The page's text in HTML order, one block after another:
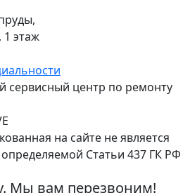
1 этаж
сервисный центр по ремонту
на сайте не является
Статьи 437 ГК РФ
Мы вам перезвоним!